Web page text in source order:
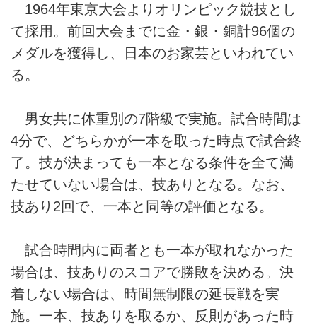
1964年東京大会よりオリンピック競技とし
て採用。前回大会までに金・銀・銅計96個の
メダルを獲得し、日本のお家芸といわれてい
る。
男女共に体重別の7階級で実施。試合時間は
4分で、どちらかが一本を取った時点で試合終
了。技が決まっても一本となる条件を全て満
たせていない場合は、技ありとなる。なお、
技あり2回で、一本と同等の評価となる。
試合時間内に両者とも一本が取れなかった
場合は、技ありのスコアで勝敗を決める。決
着しない場合は、時間無制限の延長戦を実
施。一本、技ありを取るか、反則があった時